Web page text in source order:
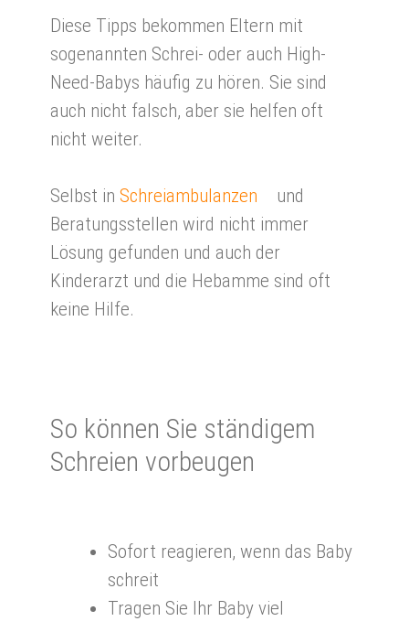
Diese Tipps bekommen Eltern mit
sogenannten Schrei- oder auch High-
Need-Babys häufig zu hören. Sie sind
auch nicht falsch, aber sie helfen oft
nicht weiter.
Selbst in Schreiambulanzen
und
Beratungsstellen wird nicht immer
Lösung gefunden und auch der
Kinderarzt und die Hebamme sind oft
keine Hilfe.
So kön­nen Sie stän­di­gem
Schrei­en vor­beu­gen
Sofort reagieren, wenn das Baby
schreit
Tragen Sie Ihr Baby viel